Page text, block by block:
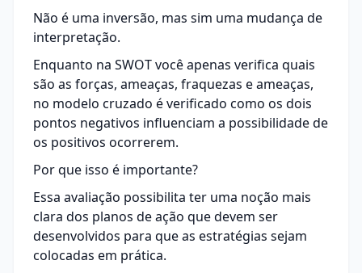
Não é uma inversão, mas sim uma mudança de
interpretação.
Enquanto na SWOT você apenas verifica quais
são as forças, ameaças, fraquezas e ameaças,
no modelo cruzado é verificado como os dois
pontos negativos influenciam a possibilidade de
os positivos ocorrerem.
Por que isso é importante?
Essa avaliação possibilita ter uma noção mais
clara dos planos de ação que devem ser
desenvolvidos para que as estratégias sejam
colocadas em prática.